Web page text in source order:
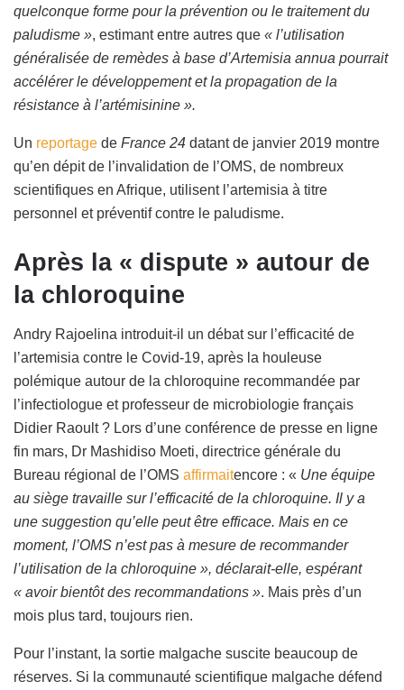
quelconque forme pour la prévention ou le traitement du
paludisme », estimant entre autres que « l’utilisation
généralisée de remèdes à base d’Artemisia annua pourrait
accélérer le développement et la propagation de la
résistance à l’artémisinine ».
Un reportage de France 24 datant de janvier 2019 montre
qu’en dépit de l’invalidation de l’OMS, de nombreux
scientifiques en Afrique, utilisent l’artemisia à titre
personnel et préventif contre le paludisme.
Après la « dispute » autour de
la chloroquine
Andry Rajoelina introduit-il un débat sur l’efficacité de
l’artemisia contre le Covid-19, après la houleuse
polémique autour de la chloroquine recommandée par
l’infectiologue et professeur de microbiologie français
Didier Raoult ? Lors d’une conférence de presse en ligne
fin mars, Dr Mashidiso Moeti, directrice générale du
Bureau régional de l’OMS affirmaitencore : « Une équipe
au siège travaille sur l’efficacité de la chloroquine. Il y a
une suggestion qu’elle peut être efficace. Mais en ce
moment, l’OMS n’est pas à mesure de recommander
l’utilisation de la chloroquine », déclarait-elle, espérant
« avoir bientôt des recommandations ». Mais près d’un
mois plus tard, toujours rien.
Pour l’instant, la sortie malgache suscite beaucoup de
réserves. Si la communauté scientifique malgache défend